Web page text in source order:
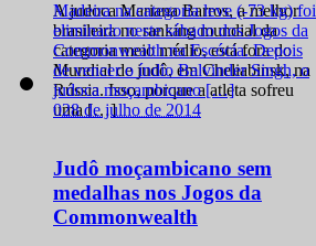
A judoca Mariana Barros, a melhor
brasileira no ranking mundial da
categoria meio médio, está fora do
Mundial de judô, em Cheliabinsk, na
Rússia. Isso, porque a atleta sofreu
uma […]
028 de julho de 2014
Judô moçambicano sem
medalhas nos Jogos da
Commonwealth